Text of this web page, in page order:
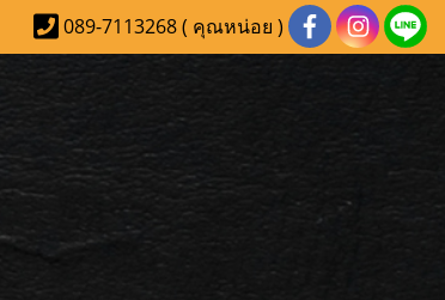
089-7113268 ( คุณหน่อย )